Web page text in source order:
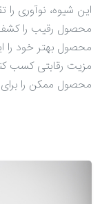
این شیوه، نوآوری
محصول رقیب را
محصول بهتر خود را
مزیت رقابتی کسب
محصول ممکن را